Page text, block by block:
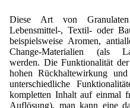
Diese Art von
Lebensmittel-, Textil- oder
beispielsweise Aromen,
Change-Materialien (als
werden. Die Funktionalität
hohen Rückhaltewirkung
unterschiedliche
kompletten Inhalt auf einmal
Auflösung), man kann eine